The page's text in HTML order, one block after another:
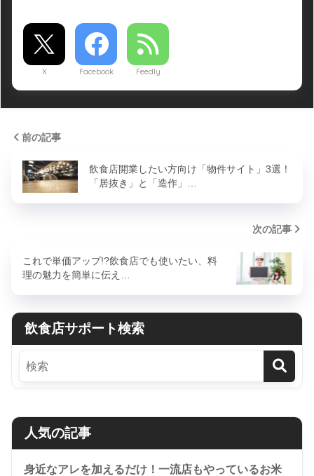
X Facebook Feedly
前の記事
飲食店開業したい方向け「物件サイト」3選！
「居抜き」と「造作」…
次の記事
これで単価アップ!?飲食店でも使いたい、料
理の魅力を簡単に伝え…
飲食店サポート検索
人気の記事
身近なアレを加えるだけ！一流店もやっているお米